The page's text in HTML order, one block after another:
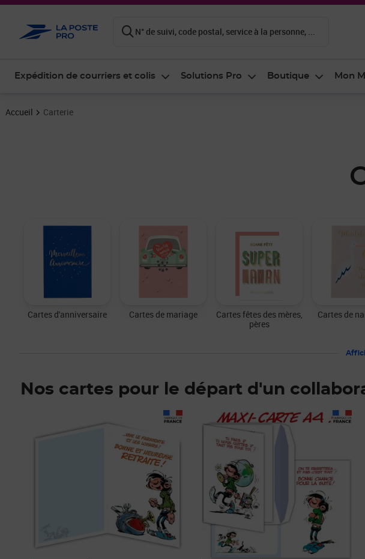
N° de suivi, code postal, service à la personne, ...
Expédition de courriers et colis Solutions Pro Boutique Mon
Accueil Carterie
Cartes d'anniversaire Cartes de mariage
Cartes fêtes des mères,
pères
Cartes de
Nos cartes pour le départ d'un
Prix 28,23€ HT